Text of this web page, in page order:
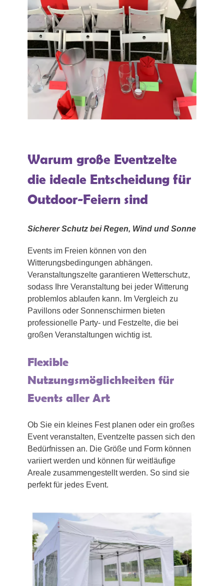
Warum große Eventzelte
die ideale Entscheidung für
Outdoor-Feiern sind
Sicherer Schutz bei Regen, Wind und Sonne
Events im Freien können von den
Witterungsbedingungen abhängen.
Veranstaltungszelte garantieren Wetterschutz,
sodass Ihre Veranstaltung bei jeder Witterung
problemlos ablaufen kann. Im Vergleich zu
Pavillons oder Sonnenschirmen bieten
professionelle Party- und Festzelte, die bei
großen Veranstaltungen wichtig ist.
Flexible
Nutzungsmöglichkeiten für
Events aller Art
Ob Sie ein kleines Fest planen oder ein großes
Event veranstalten, Eventzelte passen sich den
Bedürfnissen an. Die Größe und Form können
variiert werden und können für weitläufige
Areale zusammengestellt werden. So sind sie
perfekt für jedes Event.